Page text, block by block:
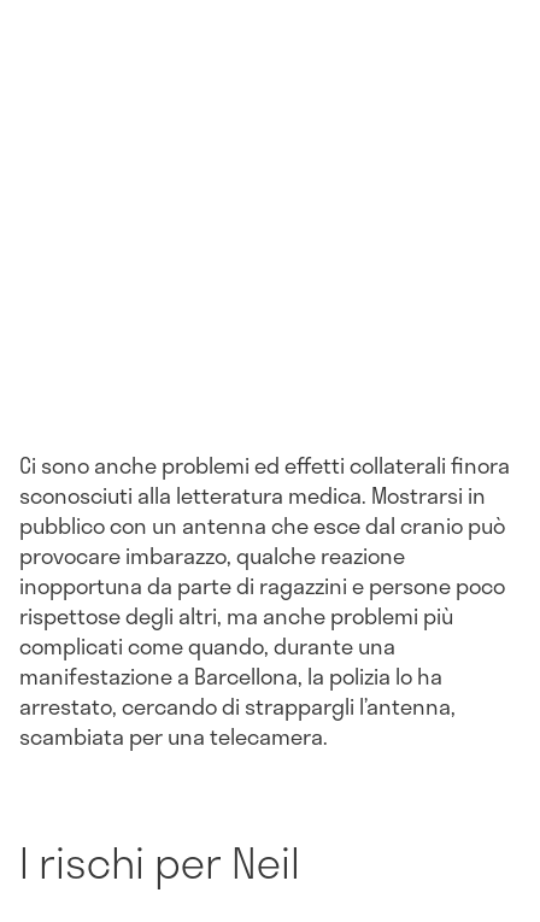
Ci sono anche problemi ed effetti collaterali finora
sconosciuti alla letteratura medica. Mostrarsi in
pubblico con un antenna che esce dal cranio può
provocare imbarazzo, qualche reazione
inopportuna da parte di ragazzini e persone poco
rispettose degli altri, ma anche problemi più
complicati come quando, durante una
manifestazione a Barcellona, la polizia lo ha
arrestato, cercando di strappargli l’antenna,
scambiata per una telecamera.
I rischi per Neil